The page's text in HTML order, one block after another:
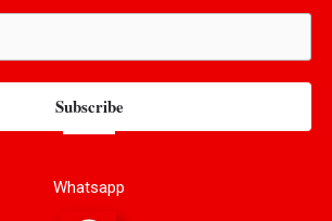
Subscribe
Whatsapp